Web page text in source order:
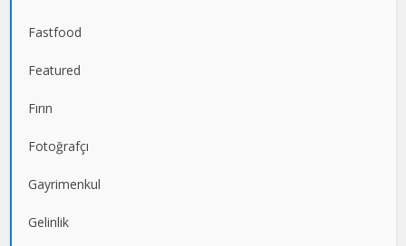
Fastfood
Featured
Fırın
Fotoğrafçı
Gayrimenkul
Gelinlik